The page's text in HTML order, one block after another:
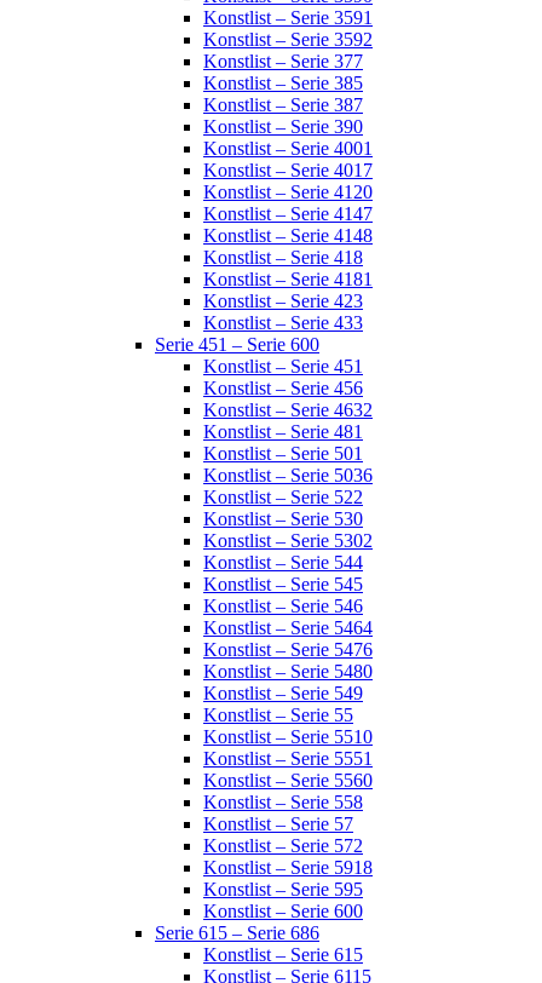
Konstlist – Serie 3591
Konstlist – Serie 3592
Konstlist – Serie 377
Konstlist – Serie 385
Konstlist – Serie 387
Konstlist – Serie 390
Konstlist – Serie 4001
Konstlist – Serie 4017
Konstlist – Serie 4120
Konstlist – Serie 4147
Konstlist – Serie 4148
Konstlist – Serie 418
Konstlist – Serie 4181
Konstlist – Serie 423
Konstlist – Serie 433
Serie 451 – Serie 600
Konstlist – Serie 451
Konstlist – Serie 456
Konstlist – Serie 4632
Konstlist – Serie 481
Konstlist – Serie 501
Konstlist – Serie 5036
Konstlist – Serie 522
Konstlist – Serie 530
Konstlist – Serie 5302
Konstlist – Serie 544
Konstlist – Serie 545
Konstlist – Serie 546
Konstlist – Serie 5464
Konstlist – Serie 5476
Konstlist – Serie 5480
Konstlist – Serie 549
Konstlist – Serie 55
Konstlist – Serie 5510
Konstlist – Serie 5551
Konstlist – Serie 5560
Konstlist – Serie 558
Konstlist – Serie 57
Konstlist – Serie 572
Konstlist – Serie 5918
Konstlist – Serie 595
Konstlist – Serie 600
Serie 615 – Serie 686
Konstlist – Serie 615
Konstlist – Serie 6115